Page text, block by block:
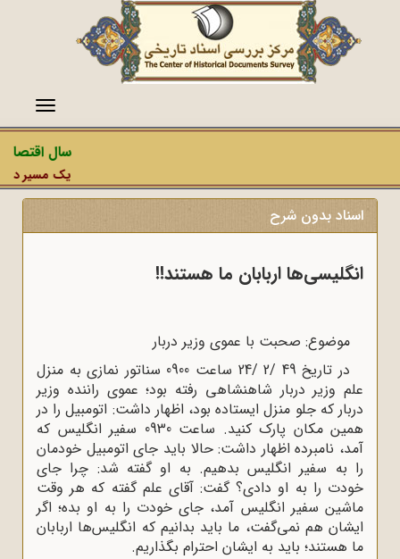
منو
سال
یک مسیر
اسناد بدون شرح
انگلیسی‌ها اربابان ما هستند!!
موضوع: صحبت با عموی وزیر دربار
در تاریخ 49 /2 /24 ساعت 0900 سناتور نمازی به منزل
علم وزیر دربار شاهنشاهی رفته بود؛ عموی راننده وزیر
دربار که جلو منزل ایستاده بود، اظهار داشت: اتومبیل را در
همین مکان پارک کنید. ساعت 0930 سفیر انگلیس که
آمد، نامبرده اظهار داشت: حالا باید جای اتومبیل خودمان
را به سفیر انگلیس بدهیم. به او گفته شد: چرا جای
خودت را به او دادی؟ گفت: آقای علم گفته که هر وقت
ماشین سفیر انگلیس آمد، جای خودت را به او بده؛ اگر
ایشان هم نمی‌گفت، ما باید بدانیم که انگلیس‌ها اربابان
ما هستند؛ باید به ایشان احترام بگذاریم.